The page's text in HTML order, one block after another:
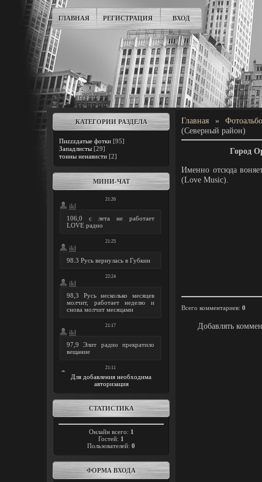
ГЛАВНАЯ РЕГИСТРАЦИЯ ВХОД
КАТЕГОРИИ РАЗДЕЛА
Пиzzzдатые фотки [95]
Западлисты [29]
тонны ненависти [2]
МИНИ-ЧАТ
Для добавления необходима
авторизация
СТАТИСТИКА
Онлайн всего: 1
Гостей: 1
Пользователей: 0
ФОРМА ВХОДА
Главная »
(Северный район)
Город
Именно отсюда
(Love Music).
Всего комментариев: 0
Добавлять